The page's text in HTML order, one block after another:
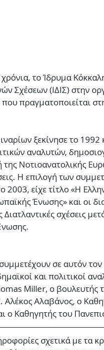
χρόνια, το Ίδρυμα
Σχέσεων (ΙΔΙΣ) στην
πραγματοποιείται
ξεκίνησε το
αναλυτών,
της Νοτιοανατολικής
Η επιλογή των
είχε τίτλο «Η
Ένωσης» και οι
Διατλαντικές σχέσεις
σε αυτόν
και πολιτικοί
Miller, ο
Αλέκος Αλαβάνος, ο
ο Καθηγητής του
σχετικά με τα